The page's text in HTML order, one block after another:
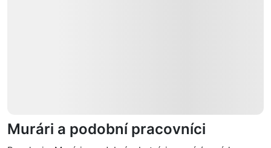
Murári a podobní pracovníci